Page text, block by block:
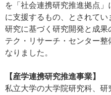
を「社会連携研究推進拠点
に支援するもの、とされて
研究に基づく研究開発と成
テク・リサーチ・センター
なりました。
【産学連携研究推進事業】
私立大学の大学院研究科、